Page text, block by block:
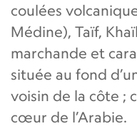
coulées
Médine), Taïf,
marchande et
située au fond
voisin de la côte ;
cœur de l’Arabie.